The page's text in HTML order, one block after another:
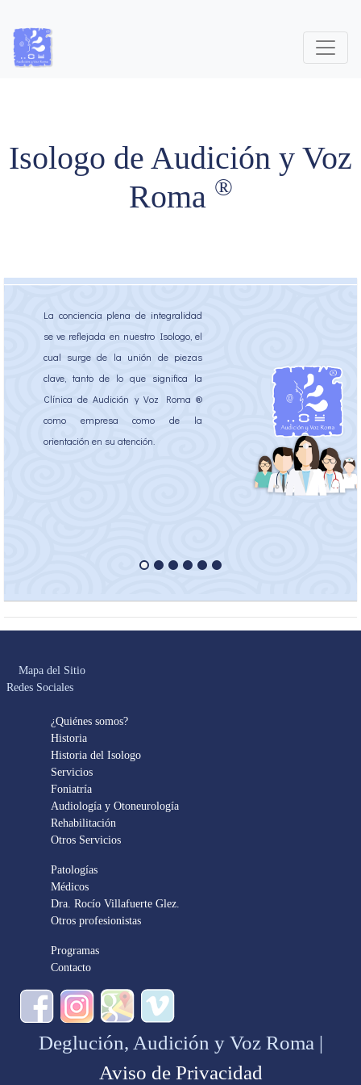
Isologo de Audición y Voz
Roma ®
La conciencia plena de integralidad
se ve reflejada en nuestro Isologo, el
cual surge de la unión de piezas
clave, tanto de lo que significa la
Clínica de Audición y Voz Roma ®
como empresa como de la
orientación en su atención.
Mapa del Sitio
Redes Sociales
¿Quiénes somos?
Historia
Historia del Isologo
Servicios
Foniatría
Audiología y Otoneurología
Rehabilitación
Otros Servicios
Patologías
Médicos
Dra. Rocío Villafuerte Glez.
Otros profesionistas
Programas
Contacto
Deglución, Audición y Voz Roma |
Aviso de Privacidad